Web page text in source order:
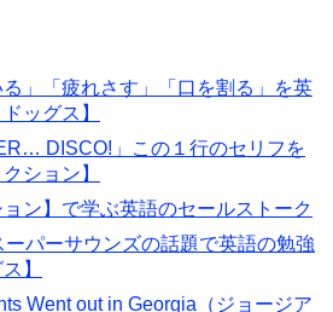
る」「疲れさす」「口を割る」を英
ッグス】
DISCO!」この１行のセリフを
ション】
ョン】で学ぶ英語のセールストーク
パーサウンズの話題で英語の勉強
】
Went out in Georgia（ジョージア